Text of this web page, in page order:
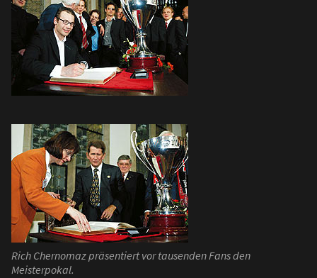
Rich Chernomaz präsentiert vor tausenden Fans den
Meisterpokal.